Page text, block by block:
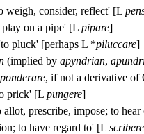
weigh, consider, reflect' [L
play on a pipe' [L pipare]
pluck' [perhaps L *piluccare]
(implied by apyndrian,
ponderare, if not a derivative of
prick' [L pungere]
allot, prescribe, impose; to hear
to have regard to' [L scribere